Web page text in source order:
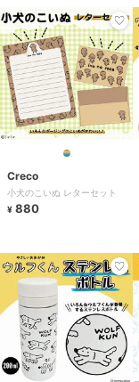
Creco
小犬のこいぬ レターセット
¥ 880